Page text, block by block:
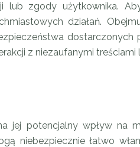
lub zgody użytkownika.
działań.
dostarczonych
z niezaufanymi treściami
jej potencjalny wpływ na
niebezpiecznie łatwo